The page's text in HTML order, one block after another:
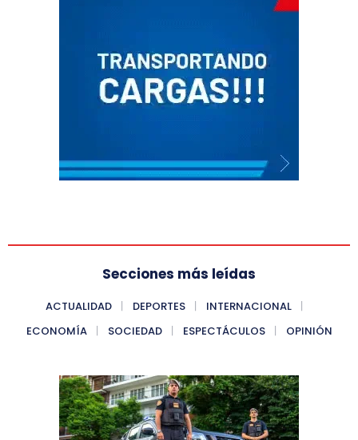
Secciones más leídas
ACTUALIDAD DEPORTES
INTERNACIONAL
ECONOMÍA
SOCIEDAD ESPECTÁCULOS OPINIÓN